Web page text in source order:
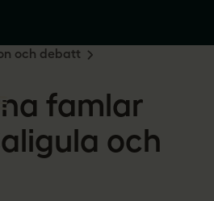
och debatt
famlar
och